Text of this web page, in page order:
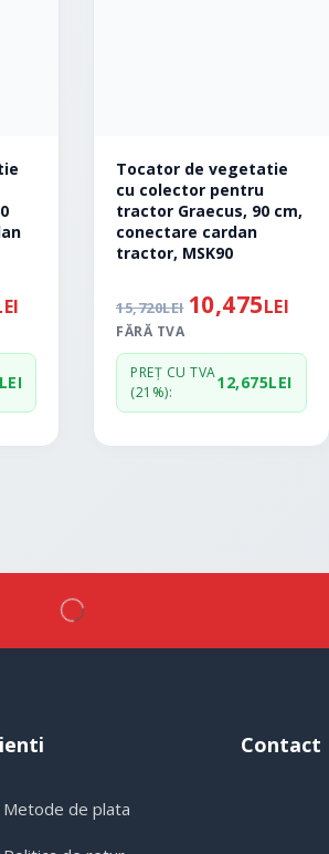
LEI
Tocator de vegetatie
cu colector pentru
tractor Graecus, 90 cm,
conectare cardan
tractor, MSK90
15,720LEI 10,475LEI
FĂRĂ TVA
PREȚ CU TVA
(21%):
12,675LEI
de plata
Contact